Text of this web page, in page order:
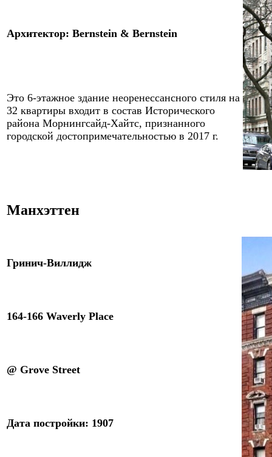
Архитектор: Bernstein & Bernstein
Это 6-этажное здание неоренессансного стиля на
32 квартиры входит в состав Исторического
района Морнингсайд-Хайтс, признанного
городской достопримечательностью в 2017 г.
Манхэттен
Гринич-Виллидж
164-166 Waverly Place
@ Grove Street
Дата постройки: 1907